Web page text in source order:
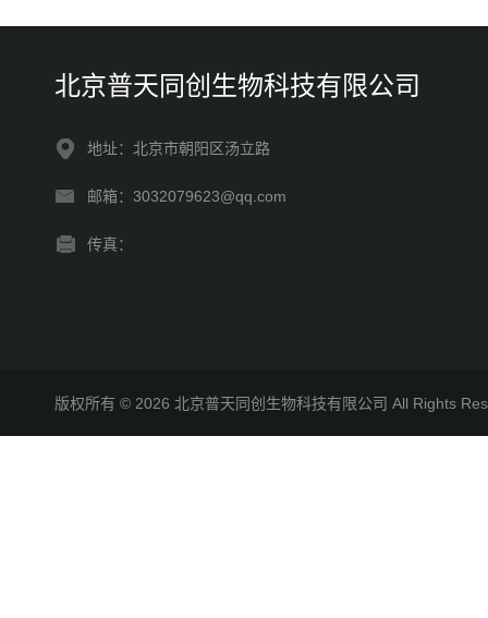
北京普天同创生物科技有限公司
地址：北京市朝阳区汤立路
邮箱：3032079623@qq.com
传真：
版权所有 © 2026 北京普天同创生物科技有限公司 All Rights